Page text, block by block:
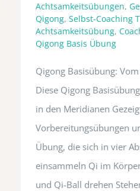
Achtsamkeitsübungen,
Qigong, Selbst-Coaching
Achtsamkeitsübung,
Qigong Basis Übung
Qigong Basisübung:
Diese Qigong
in den Meridianen
Vorbereitungsübungen
Übung, die sich in vier
einsammeln Qi im
und Qi-Ball drehen